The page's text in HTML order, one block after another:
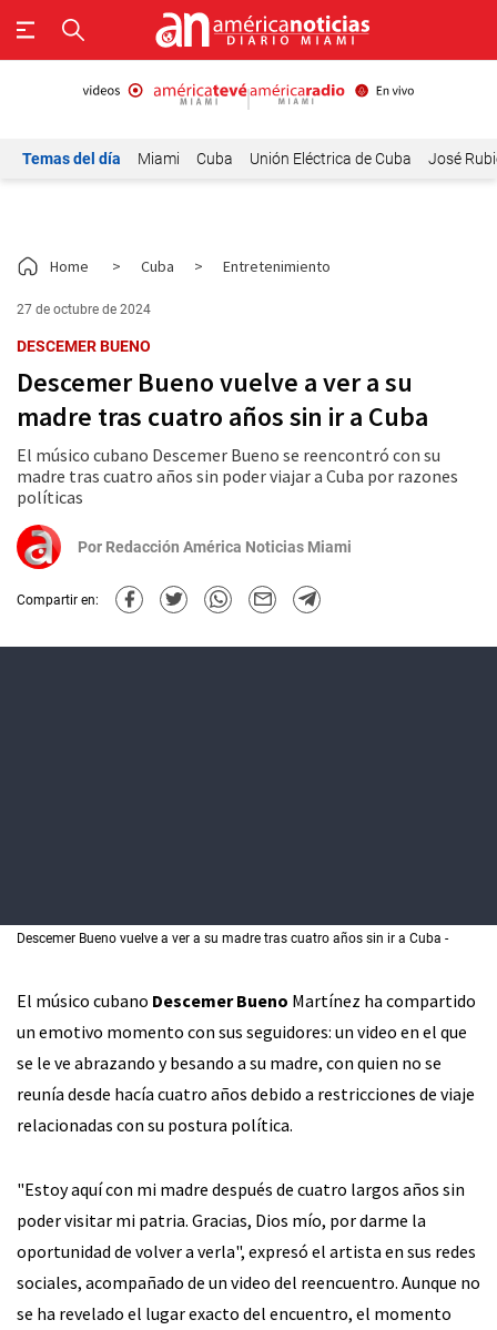
Temas del día Miami Cuba Unión Eléctrica de Cuba José
Home > Cuba > Entretenimiento
27 de octubre de 2024
DESCEMER BUENO
Descemer Bueno vuelve a ver a su
madre tras cuatro años sin ir a Cuba
El músico cubano Descemer Bueno se reencontró con su
madre tras cuatro años sin poder viajar a Cuba por razones
políticas
Por Redacción América Noticias Miami
Compartir en:
Descemer Bueno vuelve a ver a su madre tras cuatro años sin ir a Cuba
El músico cubano Descemer Bueno Martínez ha compartido
un emotivo momento con sus seguidores: un video en el que
se le ve abrazando y besando a su madre, con quien no se
reunía desde hacía cuatro años debido a restricciones de viaje
relacionadas con su postura política.
"Estoy aquí con mi madre después de cuatro largos años sin
poder visitar mi patria. Gracias, Dios mío, por darme la
oportunidad de volver a verla", expresó el artista en sus redes
sociales, acompañado de un video del reencuentro. Aunque no
se ha revelado el lugar exacto del encuentro, el momento